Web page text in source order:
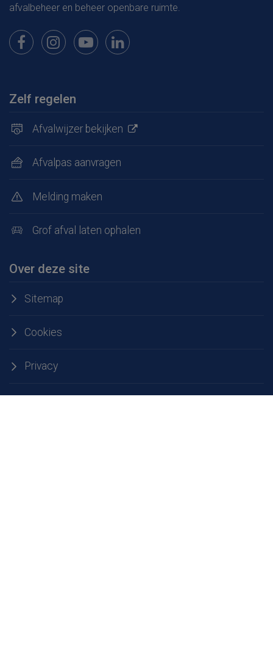
afvalbeheer en beheer openbare ruimte.
Bekijk onze pagina op Facebook
Bekijk onze pagina op Instagram
Bekijk onze pagina op Youtube
Bekijk onze pagina op LinkedIn
Zelf regelen
Afvalwijzer bekijken
Afvalpas aanvragen
Melding maken
Grof afval laten ophalen
Over deze site
Sitemap
Cookies
Privacy